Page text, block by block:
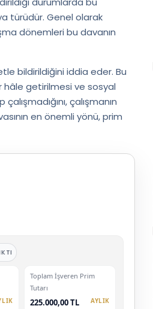
türüdür. Genel olarak
dönemleri bu davanın
bildirildiğini iddia eder. Bu
hâle getirilmesi ve sosyal
çalışmanın
en önemli yönü, prim
Toplam İşveren Prim
Tutarı
225.000,00 TL AYLIK